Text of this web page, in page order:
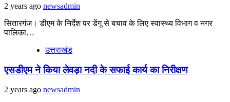
2 years ago newsadmin
सितारगंज। डीएम के निर्देश पर डेंगू से बचाव के लिए स्वास्थ्य विभाग व नगर
पालिका…
उत्तराखंड
एसडीएम ने किया लेवड़ा नदी के सफाई कार्य का निरीक्षण
2 years ago newsadmin